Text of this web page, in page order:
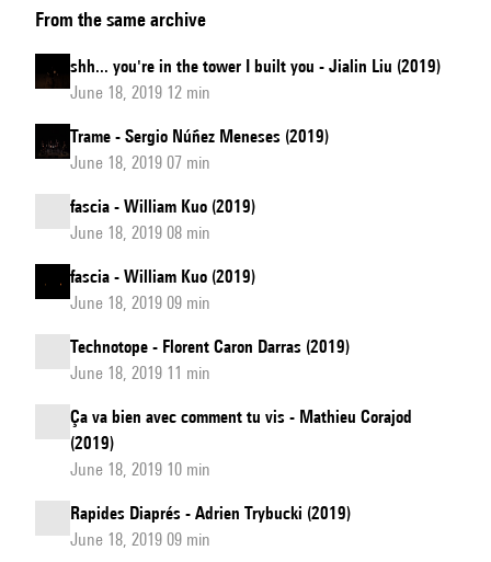
dessus
du
carrelage
givre
From the same archive
shh... you're in the tower I built you - Jialin Liu (2019)
June 18, 2019 12 min
Trame - Sergio Núñez Meneses (2019)
June 18, 2019 07 min
fascia - William Kuo (2019)
June 18, 2019 08 min
fascia - William Kuo (2019)
June 18, 2019 09 min
Technotope - Florent Caron Darras (2019)
June 18, 2019 11 min
Ça va bien avec comment tu vis - Mathieu Corajod
(2019)
June 18, 2019 10 min
Rapides Diaprés - Adrien Trybucki (2019)
June 18, 2019 09 min